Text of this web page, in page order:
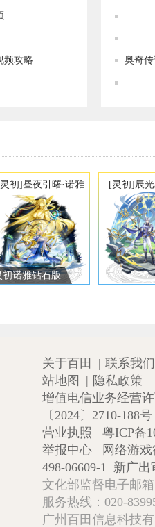
频攻略 奥奇
初]昼夜引曙·诺雅
初诺雅钻石版
[灵初]辰
关于百田 | 联系我们
站地图
| 隐私政策
增值电信业务经营
〔2024〕2710-188号
营业执照
粤ICP备
举报中心
网络游
498-06609-1 新广出
文化部监督电子邮
服务热线：020-
广州百田信息科技